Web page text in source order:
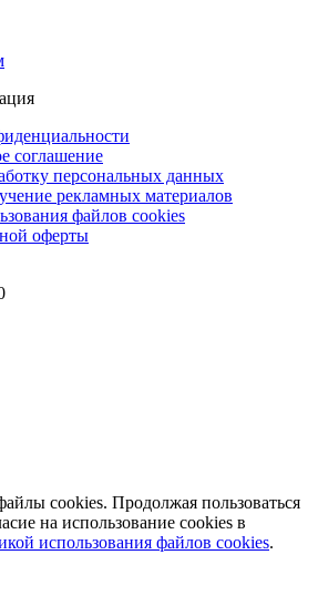
соглашение
персональных данных
рекламных материалов
файлов cookies
оферты
cookies. Продолжая пользоваться
на использование cookies в
использования файлов cookies.